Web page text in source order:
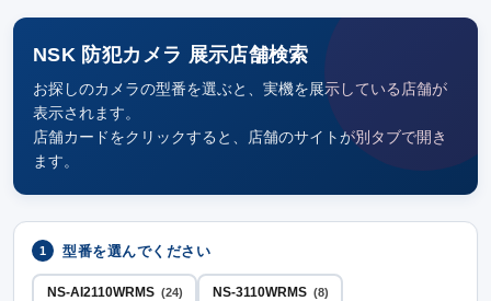
NSK 防犯カメラ 展示店舗検索
お探しのカメラの型番を選ぶと、実機を展示している店舗が
表示されます。
店舗カードをクリックすると、店舗のサイトが別タブで開き
ます。
1 型番を選んでください
NS-AI2110WRMS (24) NS-3110WRMS (8)